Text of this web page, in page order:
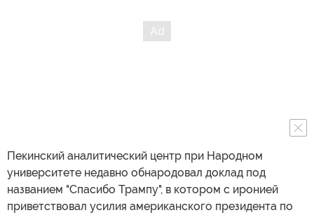
Пекинский аналитический центр при Народном
университете недавно обнародовал доклад под
названием "Спасибо Трампу", в котором с иронией
приветствовал усилия американского президента по